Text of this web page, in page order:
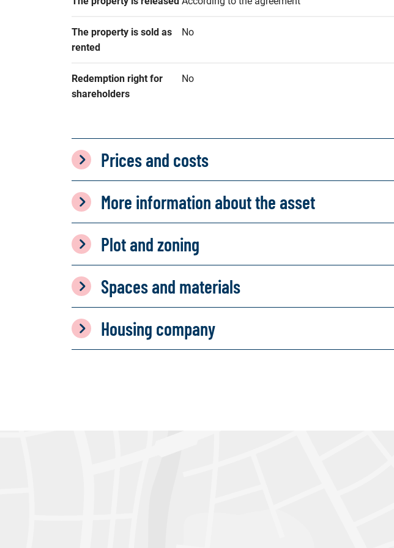
The property is sold as
rented
No
Redemption right for
shareholders
No
Prices and costs
More information about the asset
Plot and zoning
Spaces and materials
Housing company